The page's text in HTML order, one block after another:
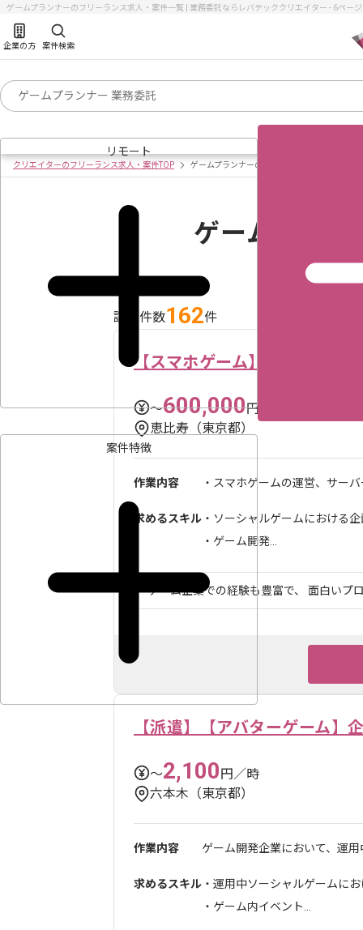
ゲームプランナーのフリーランス求人・案件一覧 | 業務委託ならレバテッククリエイター - 6ペー
企業の方 案件検索
リモート
案件特徴
クリエイターのフリーランス求人・案件TOP ゲームプランナーの求人・案件一覧
ゲームプラン
該当件数162件
【スマホゲーム】運営プラン
〜600,000円／月
恵比寿（東京都）
作業内容 ・スマホゲームの運営、サー
求めるスキル ・ソーシャルゲームにおける
・ゲーム開発...
ゲーム企業での経験も豊富で、 面白いプ
【派遣】【アバターゲーム】
〜2,100円／時
六本木（東京都）
作業内容 ゲーム開発企業において、運
求めるスキル ・運用中ソーシャルゲームに
・ゲーム内イベント...